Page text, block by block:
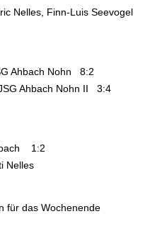
Nelles, Finn-Luis Seevogel
Ahbach Nohn 8:2
Ahbach Nohn II 3:4
1:2
Nelles
für das Wochenende